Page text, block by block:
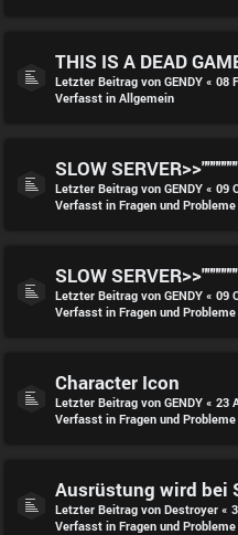
THIS IS A DEAD
Letzter Beitrag von GENDY « 08
Verfasst in Allgemein
SLOW
Letzter Beitrag von GENDY « 09
Verfasst in Fragen und
SLOW
Letzter Beitrag von GENDY « 09
Verfasst in Fragen und
Character Icon
Letzter Beitrag von GENDY « 23
Verfasst in Fragen und
Ausrüstung wird bei
Letzter Beitrag von Destroyer «
Verfasst in Fragen und